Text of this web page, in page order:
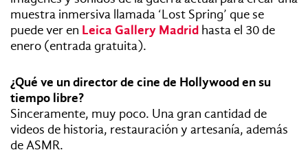
muestra inmersiva llamada ‘Lost Spring’ que se
puede ver en Leica Gallery Madrid hasta el 30 de
enero (entrada gratuita).
¿Qué ve un director de cine de Hollywood en su
tiempo libre?
Sinceramente, muy poco. Una gran cantidad de
videos de historia, restauración y artesanía, además
de ASMR.